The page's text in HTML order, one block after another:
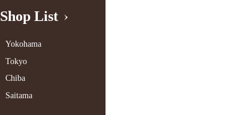
Shop List
Yokohama
Tokyo
Chiba
Saitama